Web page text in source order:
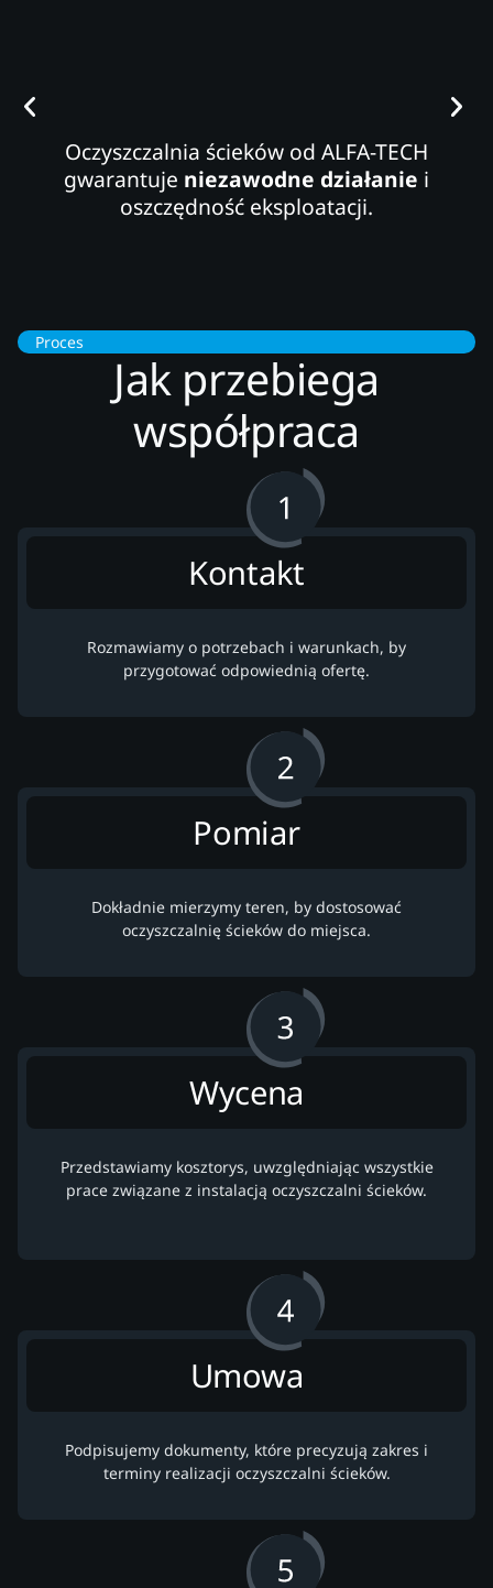
Oczyszczalnia ścieków od ALFA-TECH
gwarantuje niezawodne działanie i
oszczędność eksploatacji.
Proces
Jak przebiega
współpraca
Kontakt
Rozmawiamy o potrzebach i warunkach, by
przygotować odpowiednią ofertę.
Pomiar
Dokładnie mierzymy teren, by dostosować
oczyszczalnię ścieków do miejsca.
Wycena
Przedstawiamy kosztorys, uwzględniając wszystkie
prace związane z instalacją oczyszczalni ścieków.
Umowa
Podpisujemy dokumenty, które precyzują zakres i
terminy realizacji oczyszczalni ścieków.